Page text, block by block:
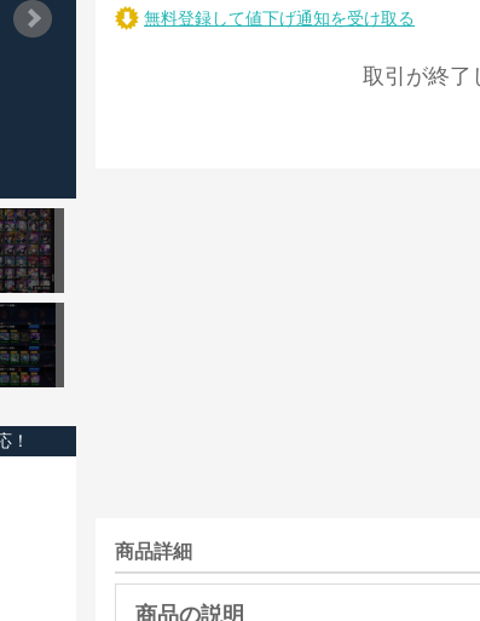
！
無料登録して値下げ通知を受け取る
取引が終了
商品詳細